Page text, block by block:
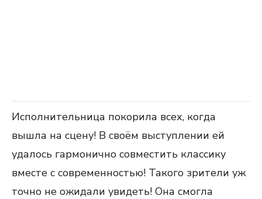
Исполнительница покорила всех, когда
вышла на сцену! В своём выступлении ей
удалось гармонично совместить классику
вместе с современностью! Такого зрители уж
точно не ожидали увидеть! Она смогла